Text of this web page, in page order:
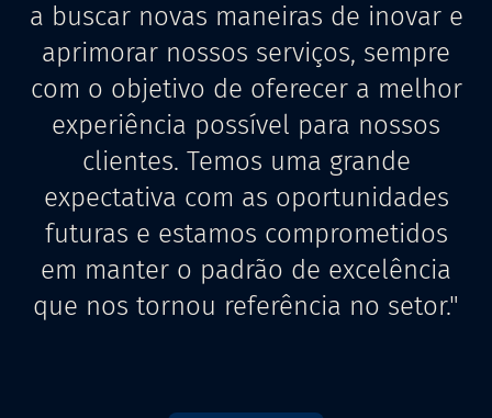
a buscar novas maneiras de inovar e
aprimorar nossos serviços, sempre
com o objetivo de oferecer a melhor
experiência possível para nossos
clientes. Temos uma grande
expectativa com as oportunidades
futuras e estamos comprometidos
em manter o padrão de excelência
que nos tornou referência no setor."